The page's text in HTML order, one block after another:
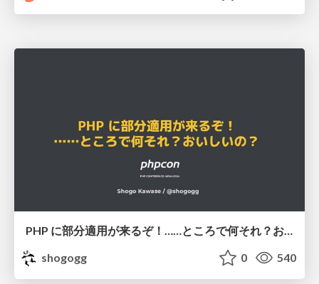
PHP に部分適用が来るぞ！……ところで何それ？おいしいの？ #phpcon / phpcon-2026
shogogg
0 540